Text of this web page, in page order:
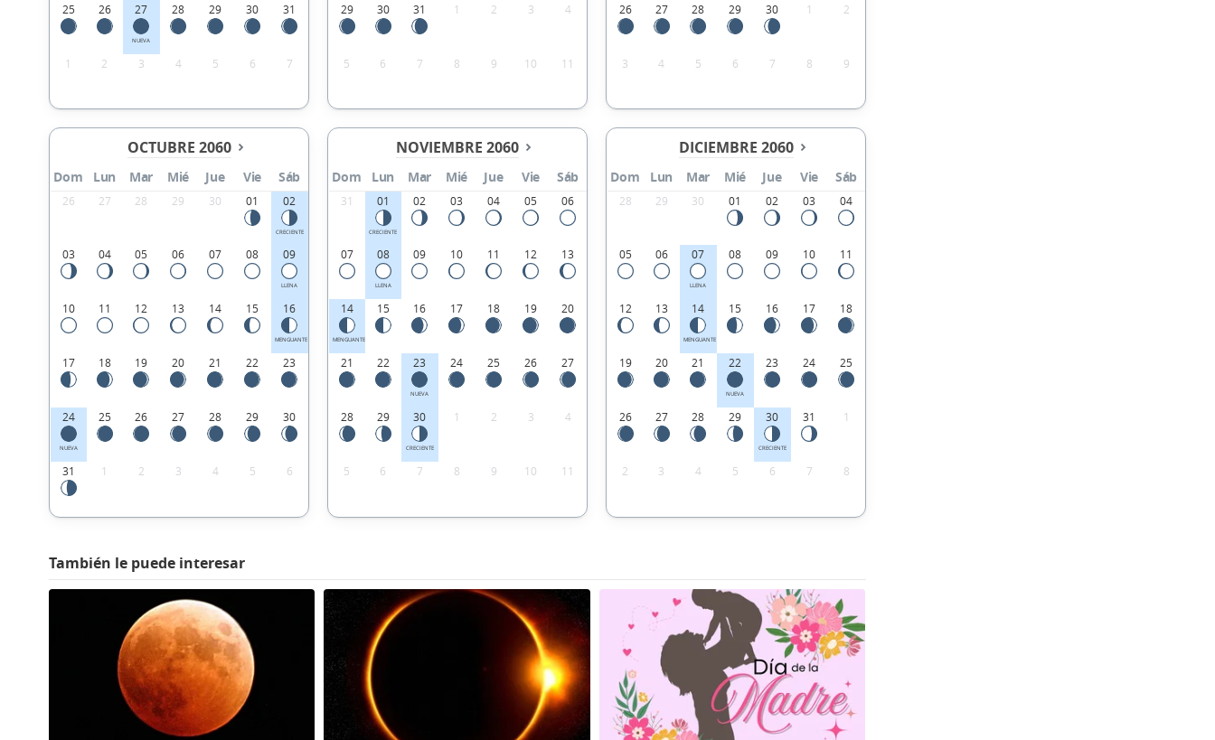
25 26 27
NUEVA
28 29 30 31
1 2 3 4 5 6 7
29 30 31 1 2 3 4
5 6 7 8 9 10 11
26 27 28 29 30 1 2
3 4 5 6 7 8 9
OCTUBRE 2060
Dom Lun Mar Mié Jue Vie Sáb
26 27 28 29 30 01 02
CRECIENTE
03 04 05 06 07 08 09
LLENA
10 11 12 13 14 15 16
MENGUANTE
17 18 19 20 21 22 23
24
NUEVA
25 26 27 28 29 30
31 1 2 3 4 5 6
NOVIEMBRE 2060
Dom Lun Mar Mié Jue Vie Sáb
31 01
CRECIENTE
02 03 04 05 06
07 08
LLENA
09 10 11 12 13
14
MENGUANTE
15 16 17 18 19 20
21 22 23
NUEVA
24 25 26 27
28 29 30
CRECIENTE
1 2 3 4
5 6 7 8 9 10 11
DICIEMBRE 2060
Dom Lun Mar Mié Jue Vie Sáb
28 29 30 01 02 03 04
05 06 07
LLENA
08 09 10 11
12 13 14
MENGUANTE
15 16 17 18
19 20 21 22
NUEVA
23 24 25
26 27 28 29 30
CRECIENTE
31 1
2 3 4 5 6 7 8
También le puede interesar